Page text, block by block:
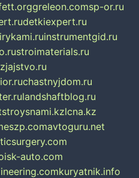
greleon.comsp-or.ru
detkiexpert.ru
instrumentgid.ru
stroimaterials.ru
chastnyjdom.ru
landshaftblog.ru
stroysnami.kzlcna.kz
avtoguru.net
auto.com
kuryatnik.info